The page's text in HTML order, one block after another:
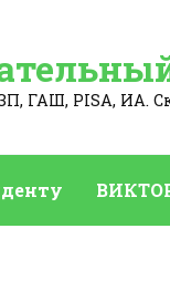
ГАШ, PISA, ИА.